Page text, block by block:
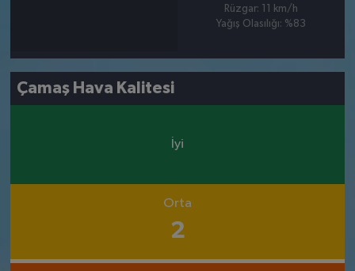
Rüzgar: 11 km/h
Yağış Olasılığı: %83
Çamaş Hava Kalitesi
İyi
Orta
2